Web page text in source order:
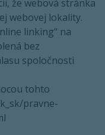
že webová stránka
webovej lokality.
linking“ na
bez
spoločnosti
tohto
pravne-